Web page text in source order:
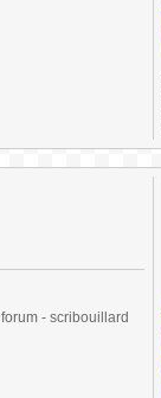
- scribouillard